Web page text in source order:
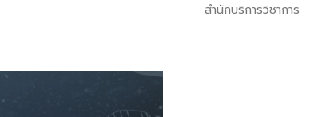
สำนักบริการวิชาการ